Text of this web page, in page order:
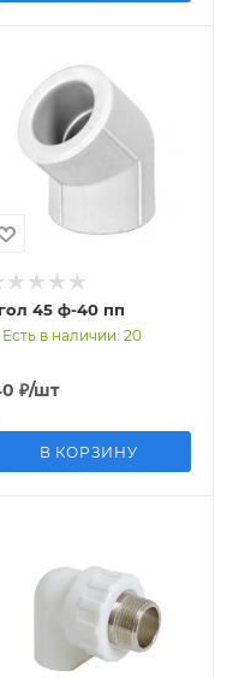
45 ф-40 пп
Есть в наличии: 20
₽/шт
В КОРЗИНУ